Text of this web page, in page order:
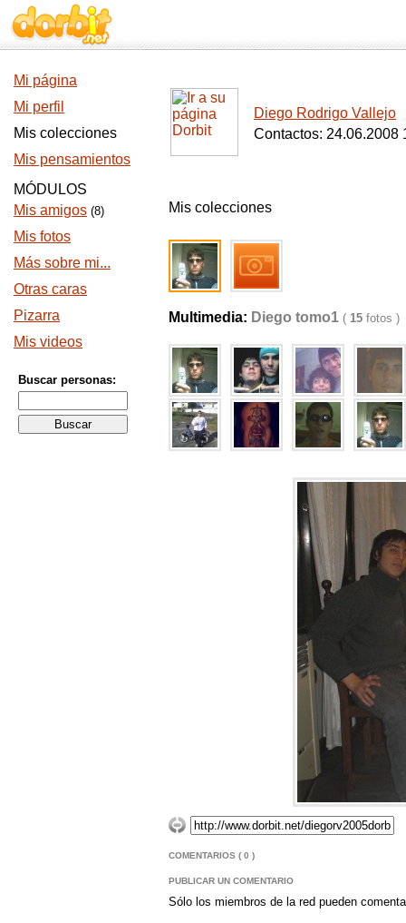
Mi página
Mi perfil
Mis colecciones
Mis pensamientos
MÓDULOS
Mis amigos (8)
Mis fotos
Más sobre mi...
Otras caras
Pizarra
Mis videos
Buscar personas:
Diego Rodrigo Vallejo
Contactos: 24.06.2008
Mis colecciones
Multimedia: Diego tomo1 ( 15 fotos )
COMENTARIOS ( 0 )
PUBLICAR UN COMENTARIO
Sólo los miembros de la red pueden